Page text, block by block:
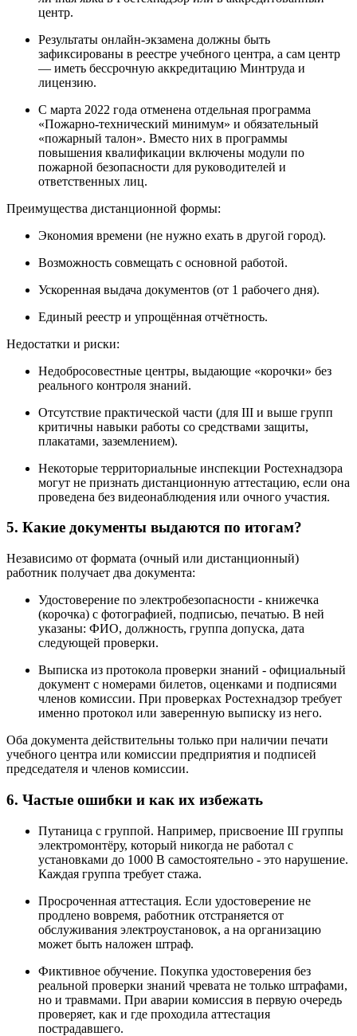
центр.
Результаты онлайн-экзамена должны быть
зафиксированы в реестре учебного центра, а сам центр
— иметь бессрочную аккредитацию Минтруда и
лицензию.
С марта 2022 года отменена отдельная программа
«Пожарно-технический минимум» и обязательный
«пожарный талон». Вместо них в программы
повышения квалификации включены модули по
пожарной безопасности для руководителей и
ответственных лиц.
Преимущества дистанционной формы:
Экономия времени (не нужно ехать в другой город).
Возможность совмещать с основной работой.
Ускоренная выдача документов (от 1 рабочего дня).
Единый реестр и упрощённая отчётность.
Недостатки и риски:
Недобросовестные центры, выдающие «корочки» без
реального контроля знаний.
Отсутствие практической части (для III и выше групп
критичны навыки работы со средствами защиты,
плакатами, заземлением).
Некоторые территориальные инспекции Ростехнадзора
могут не признать дистанционную аттестацию, если она
проведена без видеонаблюдения или очного участия.
5. Какие документы выдаются по итогам?
Независимо от формата (очный или дистанционный)
работник получает два документа:
Удостоверение по электробезопасности - книжечка
(корочка) с фотографией, подписью, печатью. В ней
указаны: ФИО, должность, группа допуска, дата
следующей проверки.
Выписка из протокола проверки знаний - официальный
документ с номерами билетов, оценками и подписями
членов комиссии. При проверках Ростехнадзор требует
именно протокол или заверенную выписку из него.
Оба документа действительны только при наличии печати
учебного центра или комиссии предприятия и подписей
председателя и членов комиссии.
6. Частые ошибки и как их избежать
Путаница с группой. Например, присвоение III группы
электромонтёру, который никогда не работал с
установками до 1000 В самостоятельно - это нарушение.
Каждая группа требует стажа.
Просроченная аттестация. Если удостоверение не
продлено вовремя, работник отстраняется от
обслуживания электроустановок, а на организацию
может быть наложен штраф.
Фиктивное обучение. Покупка удостоверения без
реальной проверки знаний чревата не только штрафами,
но и травмами. При аварии комиссия в первую очередь
проверяет, как и где проходила аттестация
пострадавшего.